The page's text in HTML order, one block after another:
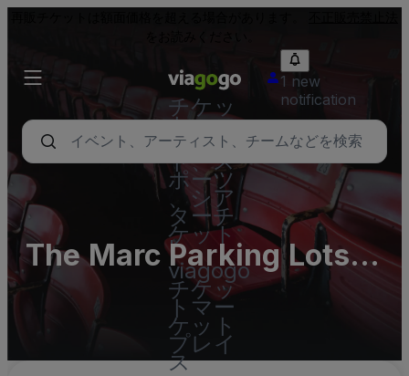
チケッ
ト - コ
ンサー
ト、ス
ポーツ
、シア
ターチ
ケット
|
viagogo
チケッ
トマー
ケット
プレイ
ス
1 new
notification
The Marc Parking Lots
(InActive)